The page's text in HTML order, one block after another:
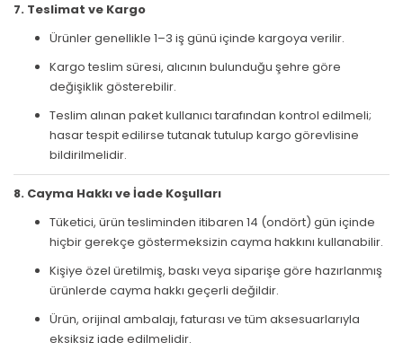
7. Teslimat ve Kargo
Ürünler genellikle 1–3 iş günü içinde kargoya verilir.
Kargo teslim süresi, alıcının bulunduğu şehre göre
değişiklik gösterebilir.
Teslim alınan paket kullanıcı tarafından kontrol edilmeli;
hasar tespit edilirse tutanak tutulup kargo görevlisine
bildirilmelidir.
8. Cayma Hakkı ve İade Koşulları
Tüketici, ürün tesliminden itibaren 14 (ondört) gün içinde
hiçbir gerekçe göstermeksizin cayma hakkını kullanabilir.
Kişiye özel üretilmiş, baskı veya siparişe göre hazırlanmış
ürünlerde cayma hakkı geçerli değildir.
Ürün, orijinal ambalajı, faturası ve tüm aksesuarlarıyla
eksiksiz iade edilmelidir.